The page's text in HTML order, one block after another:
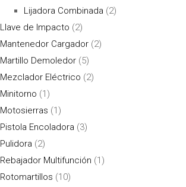
Lijadora Combinada (2)
Llave de Impacto (2)
Mantenedor Cargador (2)
Martillo Demoledor (5)
Mezclador Eléctrico (2)
Minitorno (1)
Motosierras (1)
Pistola Encoladora (3)
Pulidora (2)
Rebajador Multifunción (1)
Rotomartillos (10)